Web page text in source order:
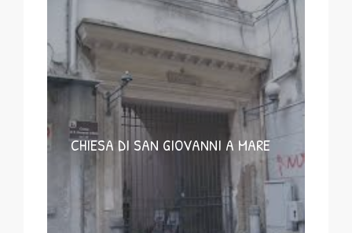
CHIESA DI SAN GIOVANNI A MARE